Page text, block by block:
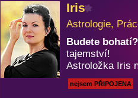
Iris
Astrologie,
Budete bohatí?
tajemství!
Astroložka Iris
nejsem PŘIPOJENA